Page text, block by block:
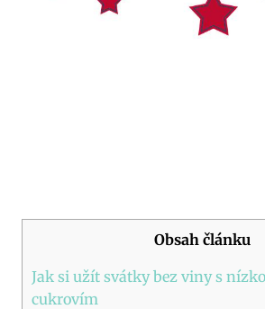
Obsah článku
Jak‌ si užít svátky ⁢bez viny ‌s
cukrovím